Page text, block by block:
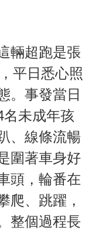
輛超跑是張
平日悉心照
。事發當日
未成年孩
、線條流暢
圍著車身好
頭，輪番在
爬、跳躍，
整個過程長